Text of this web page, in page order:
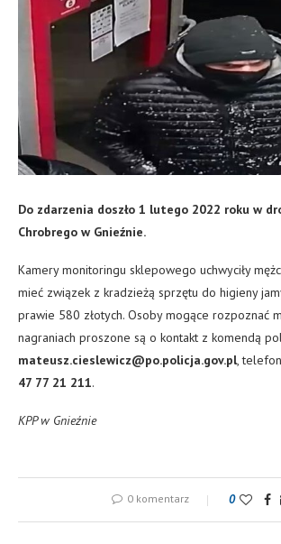
Do zdarzenia doszło 1 lutego 2022 roku w
Chrobrego w Gnieźnie.
Kamery monitoringu sklepowego uchwyciły
mieć związek z kradzieżą sprzętu do higieny
prawie 580 złotych. Osoby mogące rozpoznać
nagraniach proszone są o kontakt z komendą
mateusz.cieslewicz@po.policja.gov.pl, telefon
47 77 21 211.
KPP w Gnieźnie
0 komentarz 0